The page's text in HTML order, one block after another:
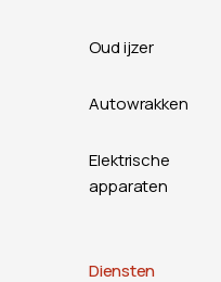
Oud ijzer
Autowrakken
Elektrische
apparaten
Diensten